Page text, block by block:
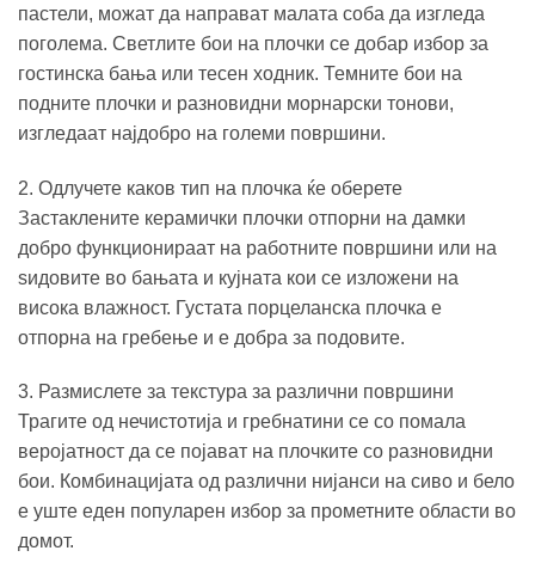
пастели, можат да направат малата соба да изгледа
поголема. Светлите бои на плочки се добар избор за
гостинска бања или тесен ходник. Темните бои на
подните плочки и разновидни морнарски тонови,
изгледаат најдобро на големи површини.
2. Одлучете каков тип на плочка ќе оберете
Застаклените керамички плочки отпорни на дамки
добро функционираат на работните површини или на
ѕидовите во бањата и кујната кои се изложени на
висока влажност. Густата порцеланска плочка е
отпорна на гребење и е добра за подовите.
3. Размислете за текстура за различни површини
Трагите од нечистотија и гребнатини се со помала
веројатност да се појават на плочките со разновидни
бои. Комбинацијата од различни нијанси на сиво и бело
е уште еден популарен избор за прометните области во
домот.